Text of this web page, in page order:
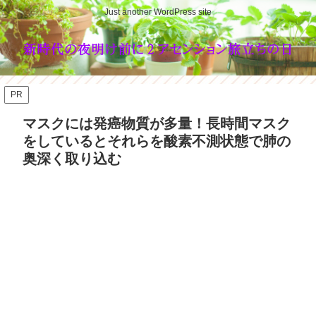
Just another WordPress site
PR
マスクには発癌物質が多量！長時間マスク
をしているとそれらを酸素不測状態で肺の
奥深く取り込む